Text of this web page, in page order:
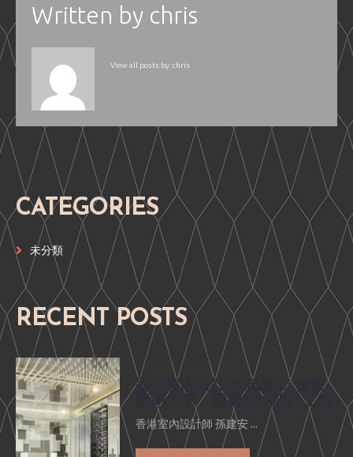
Written by chris
View all posts by:chris
CATEGORIES
未分類
RECENT POSTS
15 7 月, 2017 8:25 上午
香港室內設計師 孫建安 倫敦
藝術大學 – 爵建室內設計工程
香港室內設計師 孫建安 ...